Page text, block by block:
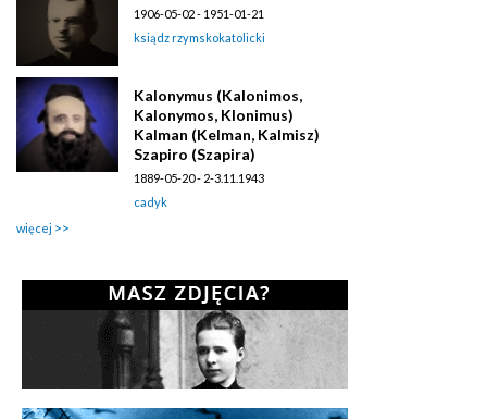
1906-05-02 - 1951-01-21
ksiądz rzymskokatolicki
Kalonymus (Kalonimos,
Kalonymos, Klonimus)
Kalman (Kelman, Kalmisz)
Szapiro (Szapira)
1889-05-20 - 2-3.11.1943
cadyk
więcej